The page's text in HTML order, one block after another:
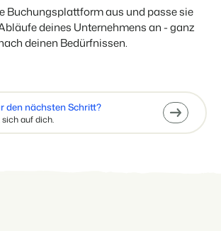
Buchungsplattform aus und passe sie
deines Unternehmens an - ganz
deinen Bedürfnissen.
den nächsten Schritt?
auf dich.